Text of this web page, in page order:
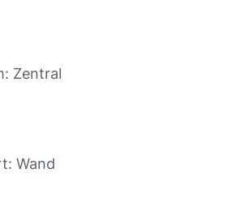
Zentral
Wand